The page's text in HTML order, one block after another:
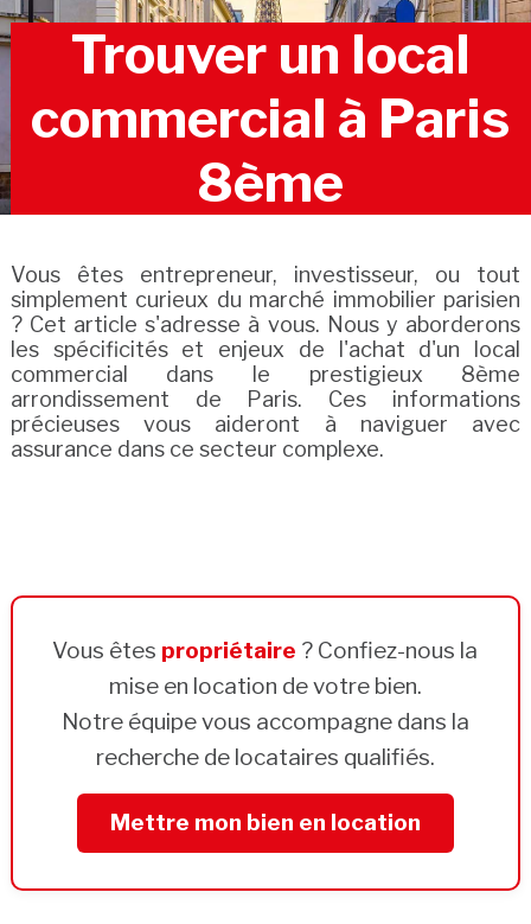
Trouver un local
commercial à Paris
8ème
Vous êtes entrepreneur, investisseur, ou tout
simplement curieux du marché immobilier parisien
? Cet article s'adresse à vous. Nous y aborderons
les spécificités et enjeux de l'achat d'un local
commercial dans le prestigieux 8ème
arrondissement de Paris. Ces informations
précieuses vous aideront à naviguer avec
assurance dans ce secteur complexe.
Vous êtes propriétaire ? Confiez-nous la
mise en location de votre bien.
Notre équipe vous accompagne dans la
recherche de locataires qualifiés.
Mettre mon bien en location